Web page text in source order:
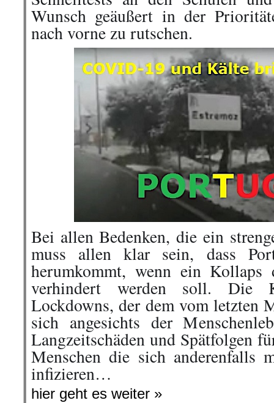
Wunsch geäußert in der
nach vorne zu rutschen.
Bei allen Bedenken, die ein
muss allen klar sein, dass
herumkommt, wenn ein Kollaps
verhindert werden soll. Die
Lockdowns, der dem vom letzten
sich angesichts der
Langzeitschäden und Spätfolgen
Menschen die sich anderenfalls
infizieren…
hier geht es weiter »